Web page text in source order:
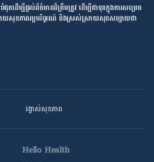
តដើម្បី​ផ្ដល់​ព័ត៌មាន​ដ៏​ត្រឹមត្រូវ​ ដើម្បី​ជា​ទុន​ក្នុង​ការ​សម្រេច​
ោយ​សុខភាព​ល្អ​បរិបូរណ៍ និង​ស្រស់ស្រាយ​សុខសប្បាយ​ជា​
រង្វាស់​សុខភាព
Hello Health